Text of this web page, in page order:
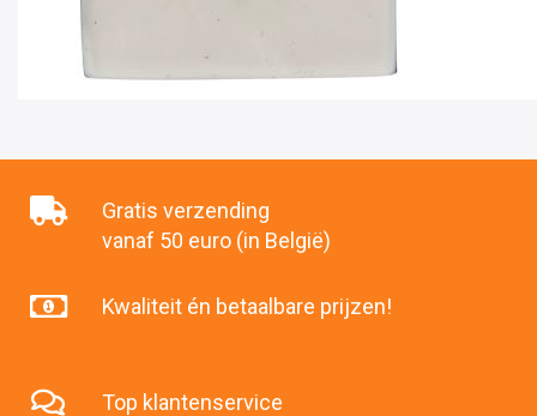
Gratis verzending
vanaf 50 euro (in België)
Kwaliteit én betaalbare prijzen!
Top klantenservice